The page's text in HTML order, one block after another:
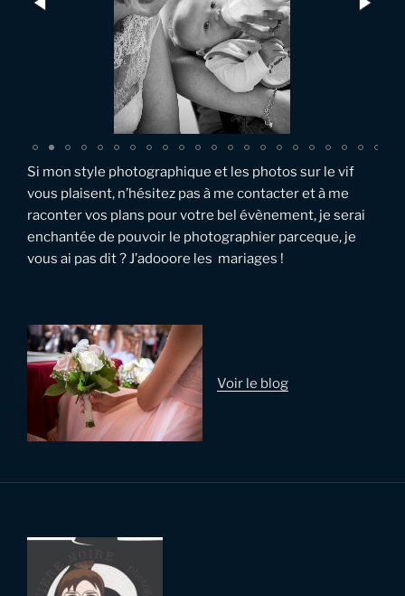
Si mon style photographique et les photos sur le vif
vous plaisent, n’hésitez pas à me contacter et à me
raconter vos plans pour votre bel évènement, je serai
enchantée de pouvoir le photographier parceque, je
vous ai pas dit ? J’adooore les mariages !
Voir le blog